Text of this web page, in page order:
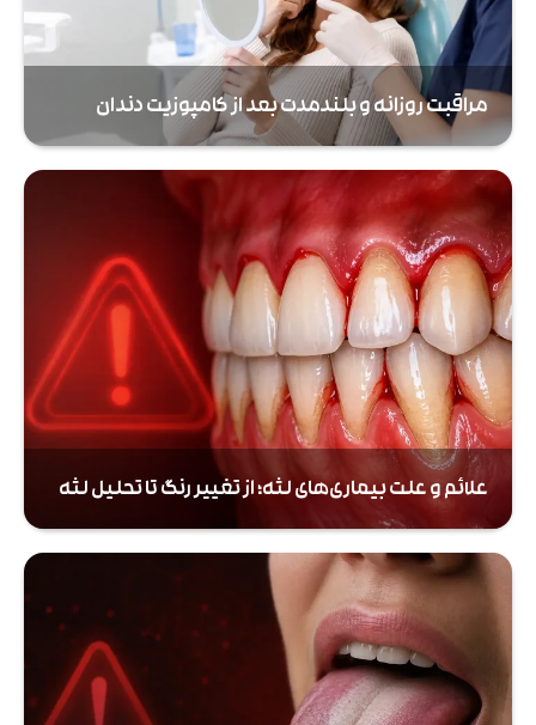
مراقبت روزانه و بلندمدت بعد از کامپوزیت دندان
علائم و علت بیماری‌های لثه؛ از تغییر رنگ تا تحلیل لثه